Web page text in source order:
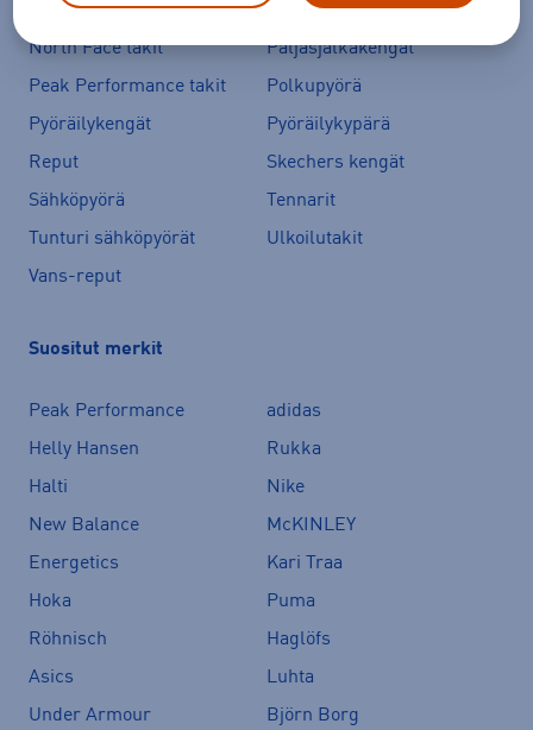
New Balance 530
New Balance kengät
North Face takit
Paljasjalkakengät
Peak Performance takit
Polkupyörä
Pyöräilykengät
Pyöräilykypärä
Reput
Skechers kengät
Sähköpyörä
Tennarit
Tunturi sähköpyörät
Ulkoilutakit
Vans-reput
Suositut merkit
Peak Performance
adidas
Helly Hansen
Rukka
Halti
Nike
New Balance
McKINLEY
Energetics
Kari Traa
Hoka
Puma
Röhnisch
Haglöfs
Asics
Luhta
Under Armour
Björn Borg